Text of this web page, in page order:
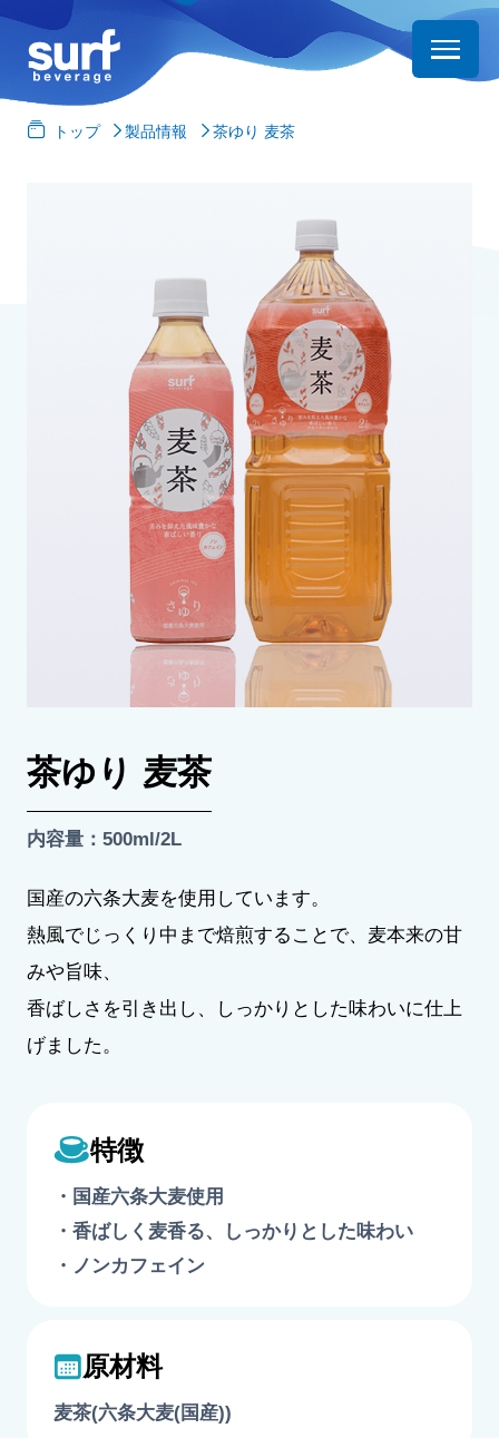
トップ 製品情報 茶ゆり 麦茶
茶ゆり 麦茶
内容量：500ml/2L
国産の六条大麦を使用しています。
熱風でじっくり中まで焙煎することで、麦本来の甘
みや旨味、
香ばしさを引き出し、しっかりとした味わいに仕上
げました。
特徴
国産六条大麦使用
香ばしく麦香る、しっかりとした味わい
ノンカフェイン
原材料
麦茶(六条大麦(国産))